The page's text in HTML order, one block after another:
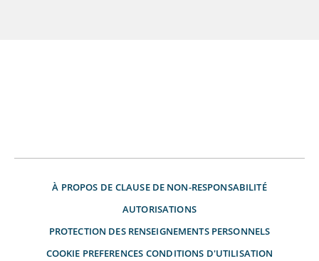
À PROPOS DE CLAUSE DE NON-RESPONSABILITÉ
AUTORISATIONS
PROTECTION DES RENSEIGNEMENTS PERSONNELS
COOKIE PREFERENCES CONDITIONS D'UTILISATION